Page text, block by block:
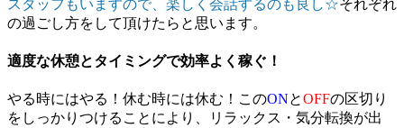
スタッフもいますので、楽しく会話するのも良し☆それぞれ
の過ごし方をして頂けたらと思います。
適度な休憩とタイミングで効率よく稼ぐ！
やる時にはやる！休む時には休む！このONとOFFの区切り
をしっかりつけることにより、リラックス・気分転換が出